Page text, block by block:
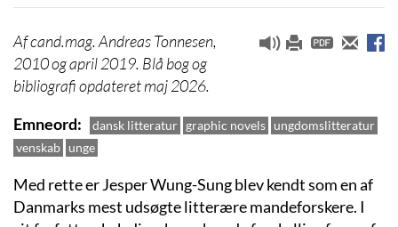
cand.mag. Andreas Tonnesen,
2010 og april 2019. Blå bog og
bibliografi opdateret maj 2026.
Emneord
dansk litteratur graphic novels ungdomslitteratur
venskab unge
Med rette er Jesper Wung-Sung blev kendt som en af
Danmarks mest udsøgte litterære mandeforskere. I